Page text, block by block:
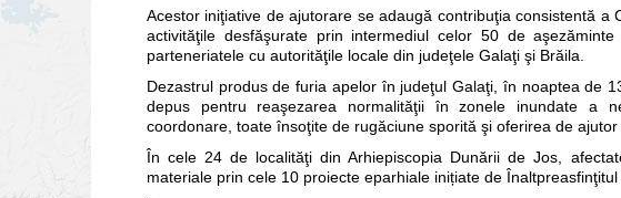
Acestor iniţiative de ajutorare se adaugă contribuţia consistentă a
activităţile desfăşurate prin intermediul celor 50 de
parteneriatele cu autorităţile locale din judeţele Galaţi şi Brăila.
Dezastrul produs de furia apelor în judeţul Galaţi, în noaptea de
depus pentru reaşezarea normalităţii în zonele inundate a
coordonare, toate însoţite de rugăciune sporită şi oferirea de
În cele 24 de localităţi din Arhiepiscopia Dunării de Jos,
materiale prin cele 10 proiecte eparhiale inițiate de